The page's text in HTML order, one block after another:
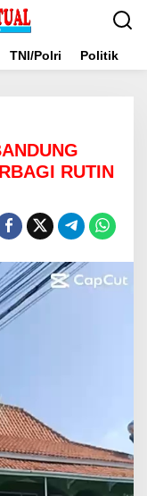
TNI/Polri Politik
RUTIN